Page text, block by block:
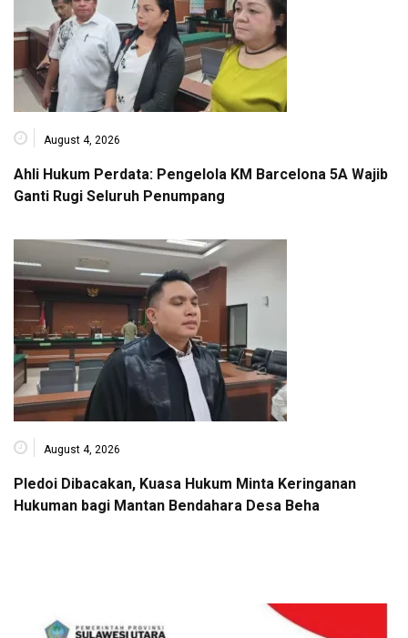
August 4, 2026
Ahli Hukum Perdata: Pengelola KM Barcelona 5A Wajib
Ganti Rugi Seluruh Penumpang
August 4, 2026
Pledoi Dibacakan, Kuasa Hukum Minta Keringanan
Hukuman bagi Mantan Bendahara Desa Beha